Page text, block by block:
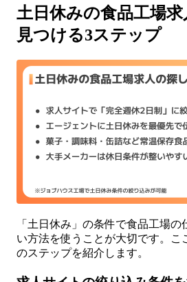
土日休みの食品工場求
見つける3ステップ
「土日休み」の条件で食品工場
い方法を使うことが大切です。こ
のステップを紹介します。